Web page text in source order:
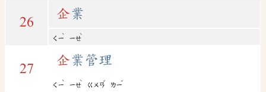
26
企業
ㄑㄧ
ˋ
ㄧㄝ
ˋ
27
企業管理
ㄑㄧ
ˋ
ㄧㄝ
ˋ
ㄍㄨㄢ
ˇ
ㄌㄧ
ˇ